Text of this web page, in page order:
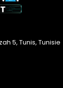
5, Tunis, Tunisie